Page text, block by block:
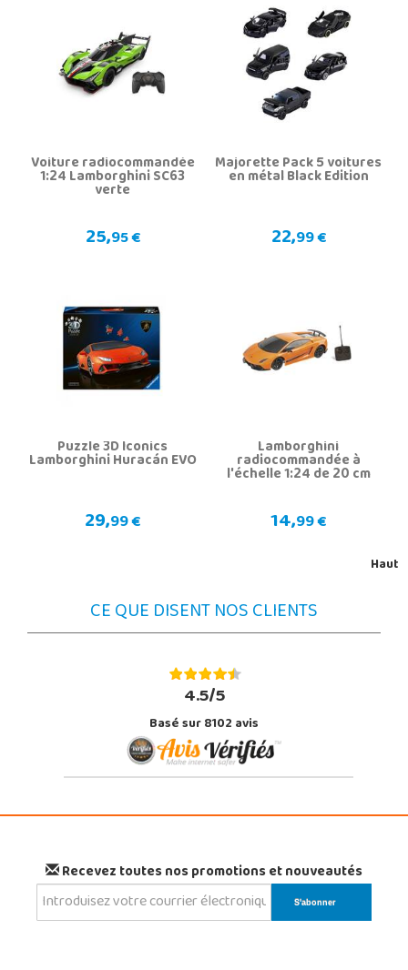
Voiture radiocommandée
1:24 Lamborghini SC63
verte
25,95 €
Majorette Pack 5 voitures
en métal Black Edition
22,99 €
Puzzle 3D Iconics
Lamborghini Huracán EVO
29,99 €
Lamborghini
radiocommandée à
l'échelle 1:24 de 20 cm
14,99 €
Haut
CE QUE DISENT NOS CLIENTS
4.5/5
Basé sur 8102 avis
Recevez toutes nos promotions et nouveautés